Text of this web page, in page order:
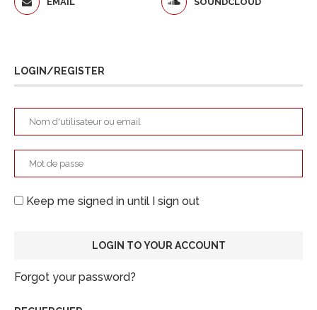
LOGIN/REGISTER
Keep me signed in until I sign out
Forgot your password?